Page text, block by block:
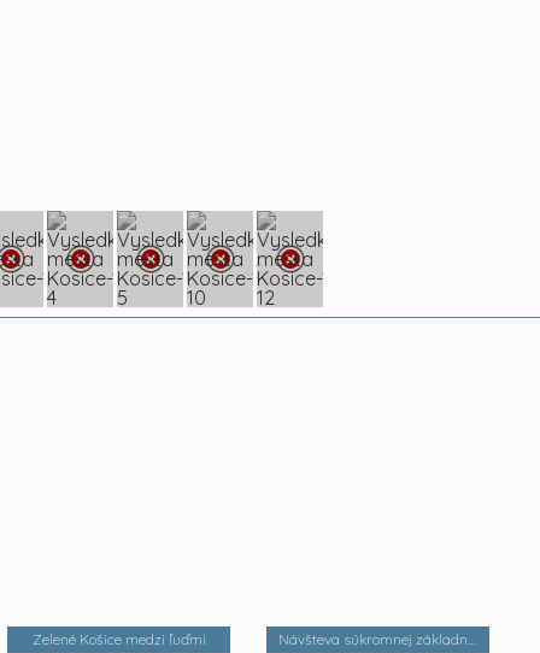
Zelené Košice medzi ľuďmi Návšteva súkromnej základnej umeleckej školy Zádielska